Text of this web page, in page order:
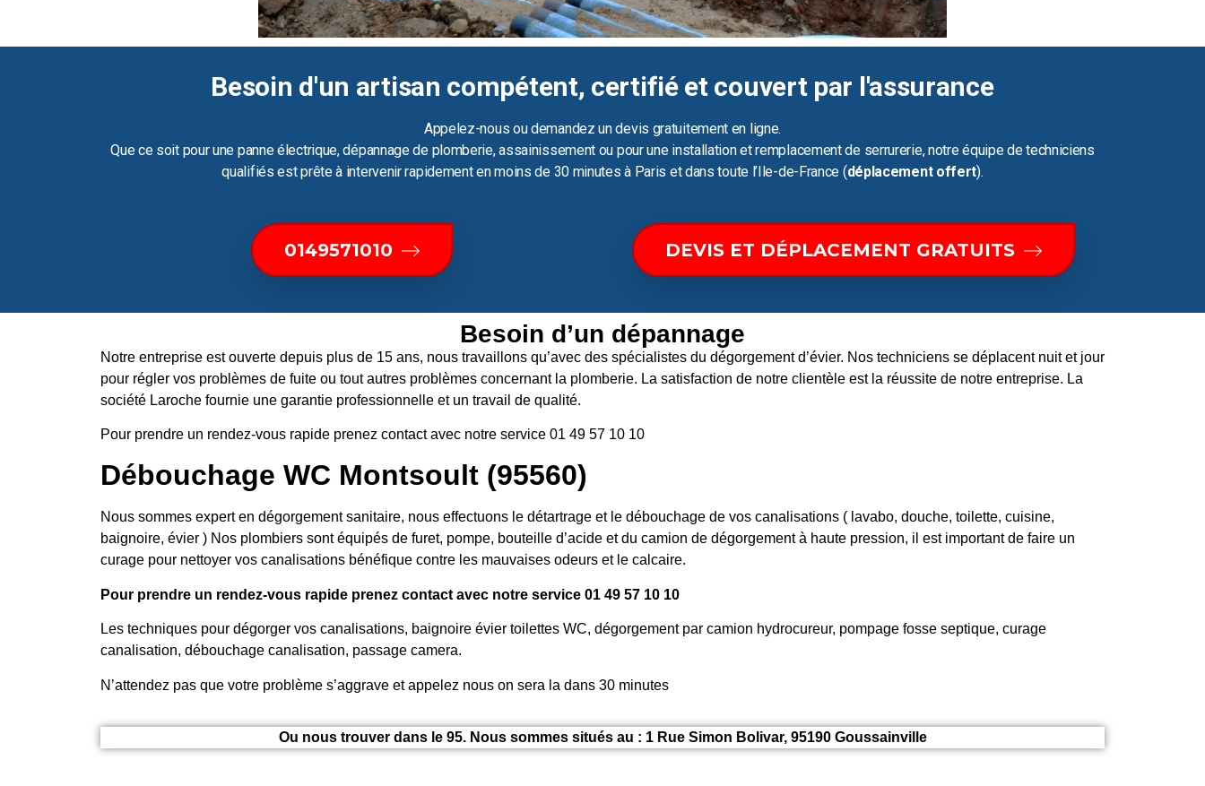
Besoin d'un artisan compétent, certifié et couvert par l'assurance
Appelez-nous ou demandez un devis gratuitement en ligne.
Que ce soit pour une panne électrique, dépannage de plomberie, assainissement ou pour une installation et remplacement de serrurerie, notre équipe de techniciens
qualifiés est prête à intervenir rapidement en moins de 30 minutes à Paris et dans toute l’Ile-de-France (déplacement offert).
0149571010 DEVIS ET DÉPLACEMENT GRATUITS
Besoin d’un dépannage
Notre entreprise est ouverte depuis plus de 15 ans, nous travaillons qu’avec des spécialistes du dégorgement d’évier. Nos techniciens se déplacent nuit et jour
pour régler vos problèmes de fuite ou tout autres problèmes concernant la plomberie. La satisfaction de notre clientèle est la réussite de notre entreprise. La
société Laroche fournie une garantie professionnelle et un travail de qualité.
Pour prendre un rendez-vous rapide prenez contact avec notre service 01 49 57 10 10
Débouchage WC Montsoult (95560)
Nous sommes expert en dégorgement sanitaire, nous effectuons le détartrage et le débouchage de vos canalisations ( lavabo, douche, toilette, cuisine,
baignoire, évier ) Nos plombiers sont équipés de furet, pompe, bouteille d’acide et du camion de dégorgement à haute pression, il est important de faire un
curage pour nettoyer vos canalisations bénéfique contre les mauvaises odeurs et le calcaire.
Pour prendre un rendez-vous rapide prenez contact avec notre service 01 49 57 10 10
Les techniques pour dégorger vos canalisations, baignoire évier toilettes WC, dégorgement par camion hydrocureur, pompage fosse septique, curage
canalisation, débouchage canalisation, passage camera.
N’attendez pas que votre problème s’aggrave et appelez nous on sera la dans 30 minutes
Ou nous trouver dans le 95. Nous sommes situés au : 1 Rue Simon Bolivar, 95190 Goussainville